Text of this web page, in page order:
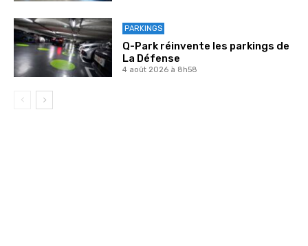
PARKINGS
Q-Park réinvente les parkings de
La Défense
4 août 2026 à 8h58